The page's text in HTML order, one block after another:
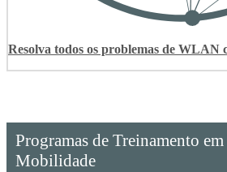
Resolva todos os problemas de WLAN
Programas de Treinamento
Mobilidade